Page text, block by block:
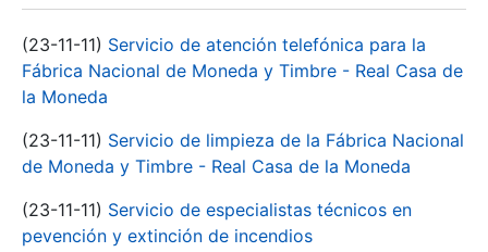
(23-11-11) Servicio de atención telefónica para la
Fábrica Nacional de Moneda y Timbre - Real Casa de
la Moneda
(23-11-11) Servicio de limpieza de la Fábrica Nacional
de Moneda y Timbre - Real Casa de la Moneda
(23-11-11) Servicio de especialistas técnicos en
pevención y extinción de incendios